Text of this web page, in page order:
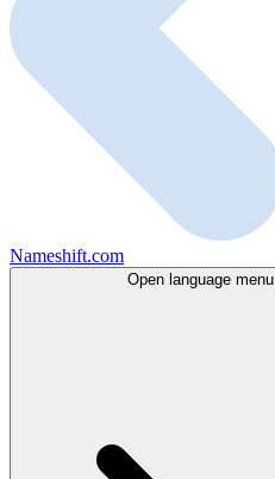
Nameshift.com
Open language menu